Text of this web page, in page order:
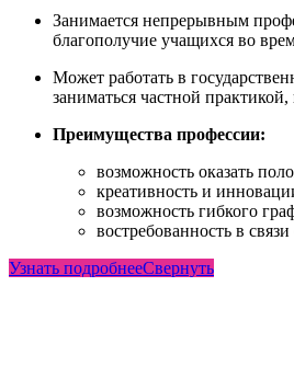
Занимается непрерывным
благополучие учащихся во
Может работать в
заниматься частной
Преимущества профессии:
возможность оказать
креативность и
возможность гибкого
востребованность в
Узнать подробнееСвернуть